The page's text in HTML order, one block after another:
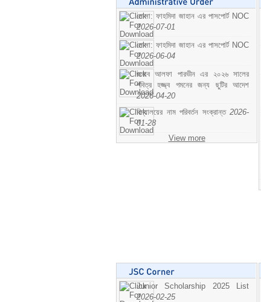
মোসা: ফাহমিদা জাহান এর পাসপোর্ট NOC
2026-07-01
মোসা: ফাহমিদা জাহান এর পাসপোর্ট NOC
2026-06-04
জনাব আলফা পারভীন এর ২০২৬ সালের
পবিত্র হজ্জ্ব গমনের জন্য ছুটির আদেশ
2026-04-20
বিদ্যালয়ের নাম পরিবর্তন সংক্রান্ত 2026-
01-28
View more
Junior Scholarship 2025 List
2026-02-25